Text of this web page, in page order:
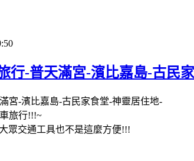
行-普天滿宮-濱比嘉島-古民
旅行!!!~
眾交通工具也不是這麼方便!!!